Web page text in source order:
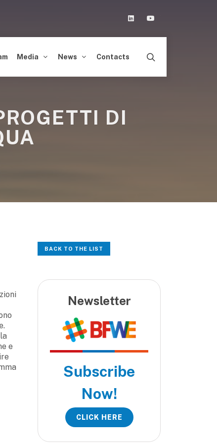
Linkedin
Media News Contacts
DI
e
BACK TO THE LIST
Newsletter
Subscribe
Now!
CLICK HERE